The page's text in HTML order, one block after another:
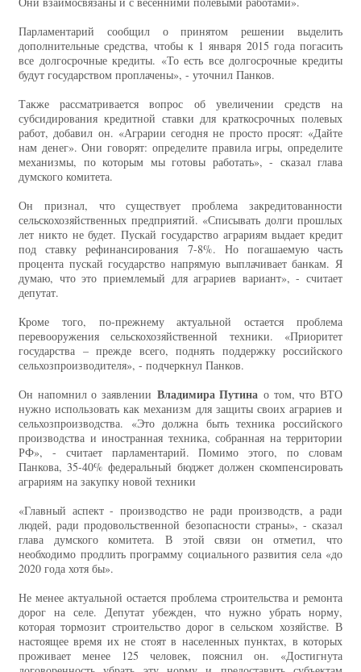
Парламентарий сообщил о принятом решении выделить
дополнительные средства, чтобы к 1 января 2015 года погасить
все долгосрочные кредиты. «То есть все долгосрочные кредиты
будут государством проплачены», - уточнил Панков.
Также рассматривается вопрос об увеличении средств на
субсидирования кредитной ставки для краткосрочных полевых
работ, добавил он. «Аграрии сегодня не просто просят: «Дайте
нам денег». Они говорят: определите правила игры, определите
механизмы, по которым мы готовы работать», - сказал глава
думского комитета.
Он признал, что существует проблема закредитованности
сельскохозяйственных предприятий. «Списывать долги прошлых
лет никто не будет. Пускай государство аграриям выдает кредит
под ставку рефинансирования 7-8%. Но погашаемую часть
процента пускай государство напрямую выплачивает банкам. Я
думаю, что это приемлемый для аграриев вариант», - считает
депутат.
Кроме того, по-прежнему актуальной остается проблема
перевооружения сельскохозяйственной техники. «Приоритет
государства – прежде всего, поднять поддержку российского
сельхозпроизводителя», - подчеркнул Панков.
Он напомнил о заявлении Владимира Путина о том, что ВТО
нужно использовать как механизм для защиты своих аграриев и
сельхозпроизводства. «Это должна быть техника российского
производства и иностранная техника, собранная на территории
РФ», - считает парламентарий. Помимо этого, по словам
Панкова, 35-40% федеральный бюджет должен скомпенсировать
аграриям на закупку новой техники
«Главный аспект - производство не ради производств, а ради
людей, ради продовольственной безопасности страны», - сказал
глава думского комитета. В этой связи он отметил, что
необходимо продлить программу социального развития села «до
2020 года хотя бы».
Не менее актуальной остается проблема строительства и ремонта
дорог на селе. Депутат убежден, что нужно убрать норму,
которая тормозит строительство дорог в сельском хозяйстве. В
настоящее время их не стоят в населенных пунктах, в которых
проживает менее 125 человек, пояснил он. «Достигнута